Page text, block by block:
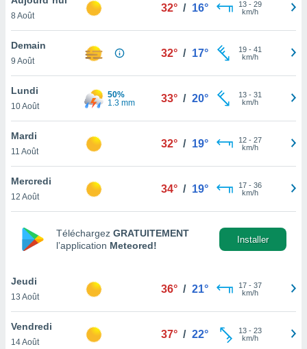
et
»,
au
vous
qu'ils
ou
le
ainsi
un
la
du
8 Août
32° / 16° 13- 29
km/h
Demain
9 Août
32° / 17° 19- 41
km/h
Lundi
10 Août
50%
1.3 mm
33° / 20° 13- 31
km/h
Mardi
11 Août
32° / 19° 12- 27
km/h
Mercredi
12 Août
34° / 19° 17- 36
km/h
Téléchargez GRATUITEMENT
l’application Meteored!
Installer
Jeudi
13 Août
36° / 21° 17- 37
km/h
Vendredi
14 Août
37° / 22° 13- 23
km/h